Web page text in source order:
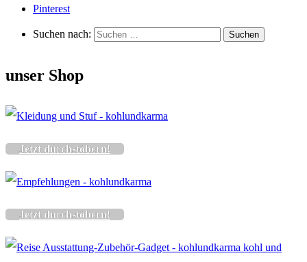
Pinterest
Suchen nach:
unser Shop
Jetzt durchstöbern!
Jetzt durchstöbern!